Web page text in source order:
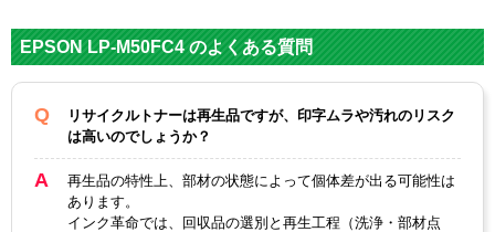
メーカ
ー
エプソン
対応
純正型
番
LPCA3T
12K ブ
ラック
LPCA3T
12C
シアン
LPCA3T
ゼンタ
LPCA3T
エロー
カラー
ク
タ
ー
EPSON LP-M50FC4 のよくある質問
リサイクルトナーは再生品ですが、印字ムラや汚れのリスク
は高いのでしょうか？
再生品の特性上、部材の状態によって個体差が出る可能性は
あります。
インク革命では、回収品の選別と再生工程（洗浄・部材点